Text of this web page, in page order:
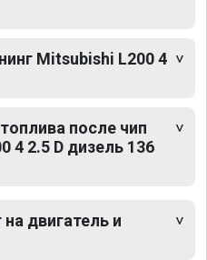
Mitsubishi L200 4
после чип
4 2.5 D дизель 136
двигатель и